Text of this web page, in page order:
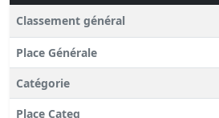
Classement général
Place Générale
Catégorie
Place Categ